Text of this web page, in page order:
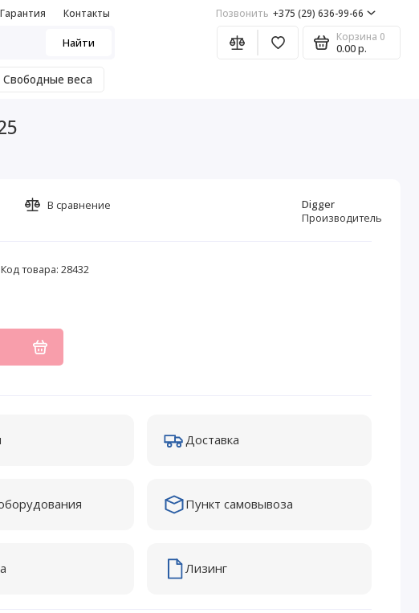
Гарантия Контакты Позвонить +375 (29) 636-99-66
Найти Корзина 0
0.00 р.
Свободные веса
Код товара: 28432
Digger
Производитель
В сравнение
Доставка
Пункт самовывоза
Лизинг